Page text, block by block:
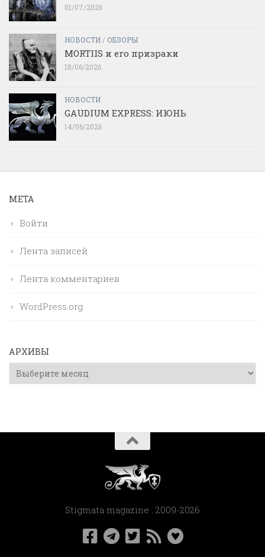
01/07/2026
НОВОСТИ / ОБЗОРЫ
MORTIIS и его призраки
18/06/2026
НОВОСТИ
GAUDIUM EXPRESS: ИЮНЬ
14/06/2026
МЕТА
Войти
Лента записей
Лента комментариев
WordPress.org
АРХИВЫ
Архивы
Stigmata magazine : 2009-2026